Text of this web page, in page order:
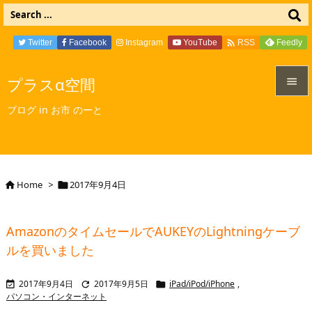
プラスα空間
ブログ in お市 のーと

次へ
Twitter Facebook Instagram YouTube  RSS Feedly
Home > 2017年9月4日
AmazonのタイムセールでAUKEYのLightningケーブ
ルを買いました
 2017年9月4日  2017年9月5日  iPad/iPod/iPhone ,
パソコン・インターネット